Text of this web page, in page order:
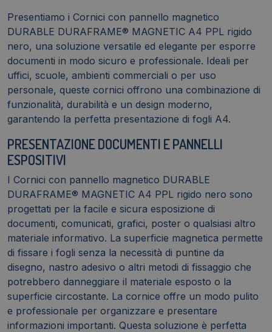
Presentiamo i Cornici con pannello magnetico
DURABLE DURAFRAME® MAGNETIC A4 PPL rigido
nero, una soluzione versatile ed elegante per esporre
documenti in modo sicuro e professionale. Ideali per
uffici, scuole, ambienti commerciali o per uso
personale, queste cornici offrono una combinazione di
funzionalità, durabilità e un design moderno,
garantendo la perfetta presentazione di fogli A4.
PRESENTAZIONE DOCUMENTI E PANNELLI
ESPOSITIVI
I Cornici con pannello magnetico DURABLE
DURAFRAME® MAGNETIC A4 PPL rigido nero sono
progettati per la facile e sicura esposizione di
documenti, comunicati, grafici, poster o qualsiasi altro
materiale informativo. La superficie magnetica permette
di fissare i fogli senza la necessità di puntine da
disegno, nastro adesivo o altri metodi di fissaggio che
potrebbero danneggiare il materiale esposto o la
superficie circostante. La cornice offre un modo pulito
e professionale per organizzare e presentare
informazioni importanti. Questa soluzione è perfetta